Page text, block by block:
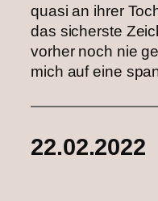
quasi an ihrer
das sicherste
vorher noch nie
mich auf eine
22.02.2022